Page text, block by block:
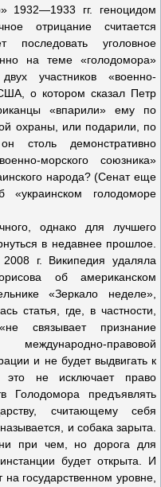
1932—1933 гг. геноцидом
отрицание считается
уголовное
на теме «голодомора»
участников «военно-
о котором сказал Петр
«впарили» ему по
охраны, или подарили, по
столь демонстративно
морского союзника»
народа? (Сенат еще
голодоморе
однако для лучшего
в недавнее прошлое.
г. Википедия удаляла
об американском
«Зеркало неделе»,
статья, где, в частности,
связывает признание
правовой
и не будет выдвигать к
это не исключает право
Голодомора предъявлять
считающему себя
и собака зарыта.
при чем, но дорога для
будет открыта. И
государственном уровне,